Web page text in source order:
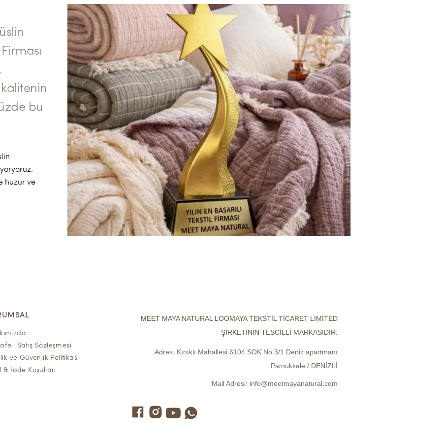
bu
huzur ve
Satış Sözleşmesi
ve Güvenlik Politikası
& İade Koşulları
MEET MAYA NATURAL LOOMAYA TEKSTİL TİCARET LİMİTED
ŞİRKETİNİN TESCİLLİ MARKASIDIR.
Adres: Kınıklı Mahallesi 6104 SOK No.3/1 Deniz apartmanı
Pamukkale / DENİZLİ
Mail Adresi: info@meetmayanatural.com